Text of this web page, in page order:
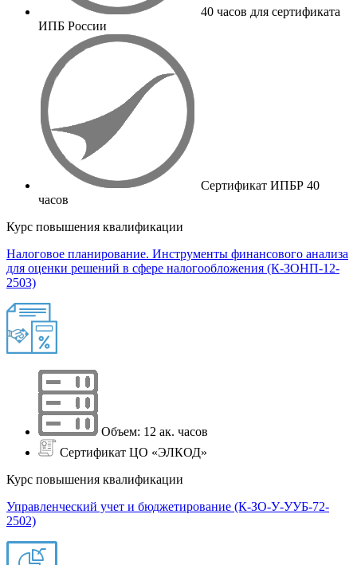
40 часов для сертификата
ИПБ России
Сертификат ИПБР 40
часов
Курс повышения квалификации
Налоговое планирование. Инструменты финансового анализа
для оценки решений в сфере налогообложения (К-ЗОНП-12-
2503)
Объем: 12 ак. часов
Сертификат ЦО «ЭЛКОД»
Курс повышения квалификации
Управленческий учет и бюджетирование (К-ЗО-У-УУБ-72-
2502)